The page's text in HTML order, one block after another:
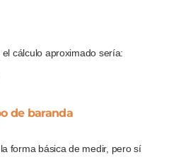
cálculo aproximado sería:
de baranda
forma básica de medir, pero sí